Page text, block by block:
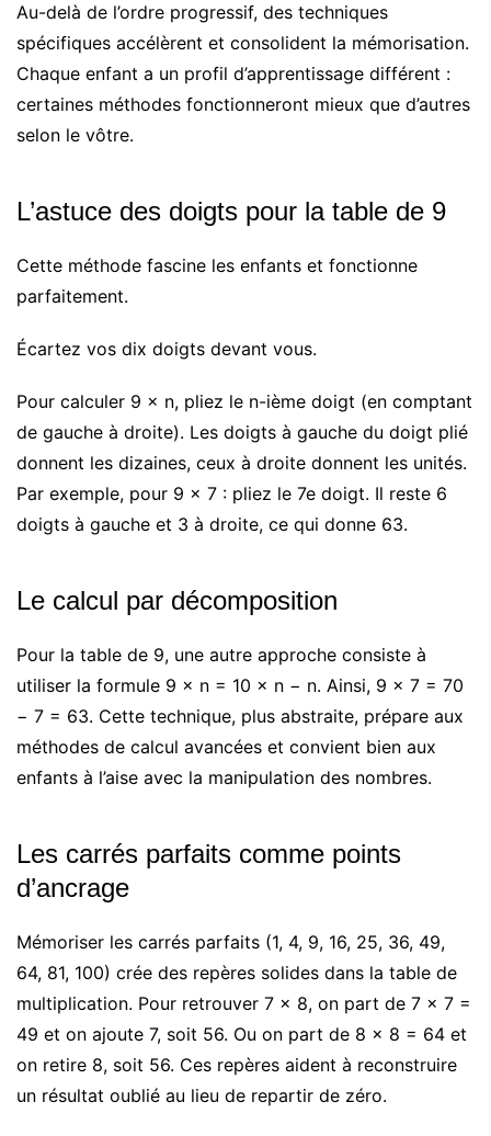
Au-delà de l’ordre progressif, des techniques
spécifiques accélèrent et consolident la mémorisation.
Chaque enfant a un profil d’apprentissage différent :
certaines méthodes fonctionneront mieux que d’autres
selon le vôtre.
L’astuce des doigts pour la table de 9
Cette méthode fascine les enfants et fonctionne
parfaitement.
Écartez vos dix doigts devant vous.
Pour calculer 9 × n, pliez le n-ième doigt (en comptant
de gauche à droite). Les doigts à gauche du doigt plié
donnent les dizaines, ceux à droite donnent les unités.
Par exemple, pour 9 × 7 : pliez le 7e doigt. Il reste 6
doigts à gauche et 3 à droite, ce qui donne 63.
Le calcul par décomposition
Pour la table de 9, une autre approche consiste à
utiliser la formule 9 × n = 10 × n − n. Ainsi, 9 × 7 = 70
− 7 = 63. Cette technique, plus abstraite, prépare aux
méthodes de calcul avancées et convient bien aux
enfants à l’aise avec la manipulation des nombres.
Les carrés parfaits comme points
d’ancrage
Mémoriser les carrés parfaits (1, 4, 9, 16, 25, 36, 49,
64, 81, 100) crée des repères solides dans la table de
multiplication. Pour retrouver 7 × 8, on part de 7 × 7 =
49 et on ajoute 7, soit 56. Ou on part de 8 × 8 = 64 et
on retire 8, soit 56. Ces repères aident à reconstruire
un résultat oublié au lieu de repartir de zéro.